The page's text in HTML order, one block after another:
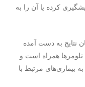
کرده یا آن را به
نتایج به دست آمده
تلومرها همراه است و
بیماری‌های مرتبط با